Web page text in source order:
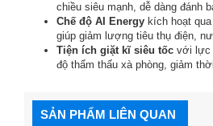
chiều siêu mạnh, dễ dàng đánh
Chế độ AI Energy kích hoạt
giúp giảm lượng tiêu thụ điện,
Tiện ích giặt kĩ siêu tốc với lực
độ thẩm thấu xà phòng, giảm
SẢN PHẨM LIÊN QUAN